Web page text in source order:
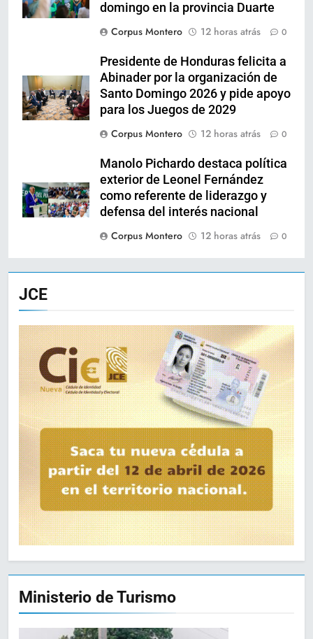
JCE
Ministerio de Turismo
domingo en la provincia Duarte
Corpus Montero
12 horas atrás 0
Presidente de Honduras felicita a
Abinader por la organización de
Santo Domingo 2026 y pide apoyo
para los Juegos de 2029
Corpus Montero
12 horas atrás 0
Manolo Pichardo destaca política
exterior de Leonel Fernández
como referente de liderazgo y
defensa del interés nacional
Corpus Montero
12 horas atrás 0